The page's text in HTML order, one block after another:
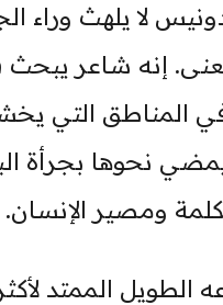
لا يلهث وراء
إنه شاعر
المناطق التي
نحوها بجرأة
ومصير الإنسان.
الممتد